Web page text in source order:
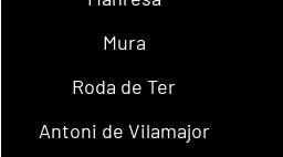
Mura
Roda de Ter
Antoni de Vilamajor